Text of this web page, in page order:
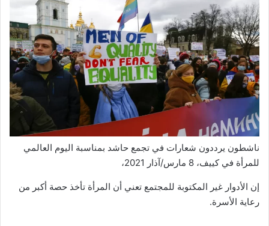
ناشطون يرددون شعارات في تجمع حاشد بمناسبة اليوم العالمي
للمرأة في كييف، 8 مارس/آذار 2021،
إن الأدوار غير المكتوبة للمجتمع تعني أن المرأة تأخذ حصة أكبر من
رعاية الأسرة.